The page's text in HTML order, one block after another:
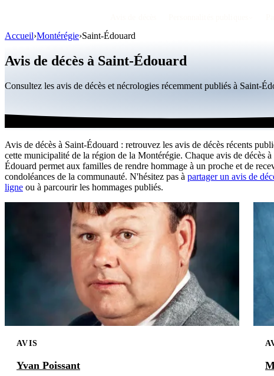
Accueil›Montérégie›Saint-Édouard
Avis de décès à Saint-Édouard
Consultez les avis de décès et nécrologies récemment publiés à Saint-
Avis de décès à Saint-Édouard : retrouvez les avis de décès récents
cette municipalité de la région de la Montérégie. Chaque avis de décès à
Édouard permet aux familles de rendre hommage à un proche et de
condoléances de la communauté. N'hésitez pas à partager un avis de
ligne ou à parcourir les hommages publiés.
AVIS
Yvan Poissant